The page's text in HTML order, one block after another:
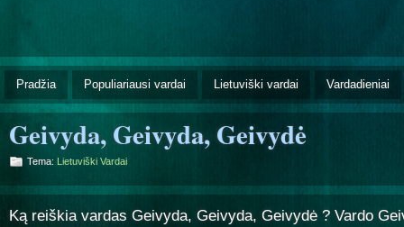
Pradžia Populiariausi vardai Lietuviški vardai Vardadieniai
Geivyda, Geivyda, Geivydė
Tema: Lietuviški Vardai
Ką reiškia vardas Geivyda, Geivyda, Geivydė ? Vardo